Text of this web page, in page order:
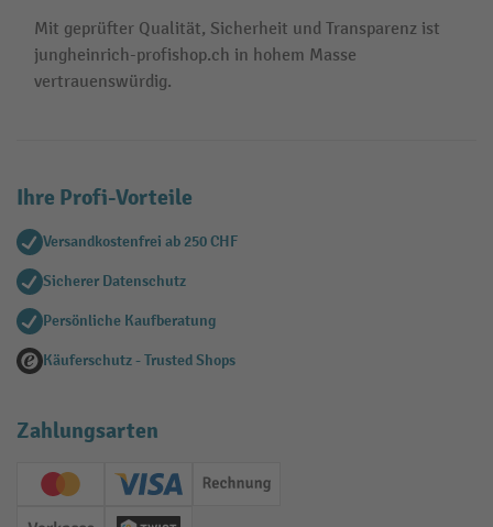
Mit geprüfter Qualität, Sicherheit und Transparenz ist
jungheinrich-profishop.ch in hohem Masse
vertrauenswürdig.
Ihre Profi-Vorteile
Versandkostenfrei ab 250 CHF
Sicherer Datenschutz
Persönliche Kaufberatung
Käuferschutz - Trusted Shops
Zahlungsarten
Creditcard (Master)Creditcard (Visa)
Rechnung